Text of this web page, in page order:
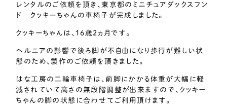
レンタルのご依頼を頂き、東京都のミニチュアダックスフン
ド クッキーちゃんの車椅子が完成しました。
クッキーちゃんは、16歳2ヵ月です。
ヘルニアの影響で後ろ脚が不自由になり歩行が難しい状
態のため、製作のご依頼を頂きました。
はな工房の二輪車椅子は、前脚にかかる体重が大幅に軽
減されていて高さの無段階調整が出来ますので、クッキー
ちゃんの脚の状態に合わせてご利用頂けます。